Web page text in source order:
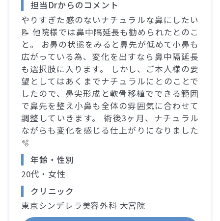
担当Drからのコメント
やりすぎた感のないナチュラルな鼻にしたい
📝 他院様では鼻中隔延長も勧められたとのこ
と。 お鼻の状態をみると鼻先が低めて小鼻も
広がっている為、変化を出すなら鼻中隔延長
も選択肢に入ります。 しかし、ご本人様の要
望としてはあくまでナチュラルにとのことで
したので、鼻尖形成と軟骨移植でできる範囲
で鼻先を整え小鼻も全体の雰囲気に合わせて
調整していきます。 術後3ヶ月、ナチュラル
ながらも変化を感じる仕上がりになりました
🫧
年齢・性別
20代・女性
クリニック
東京シンデレラ美容外科 大宮院